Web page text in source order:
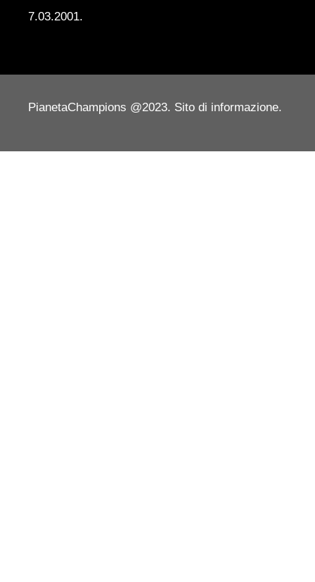
7.03.2001.
PianetaChampions @2023. Sito di informazione.